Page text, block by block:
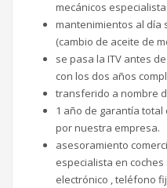
mecánicos
mantenimientos al día
(cambio de aceite de
se pasa la ITV antes
con los dos años
transferido a nombre
1 año de garantía
por nuestra empresa.
asesoramiento
especialista en
electrónico , teléfono